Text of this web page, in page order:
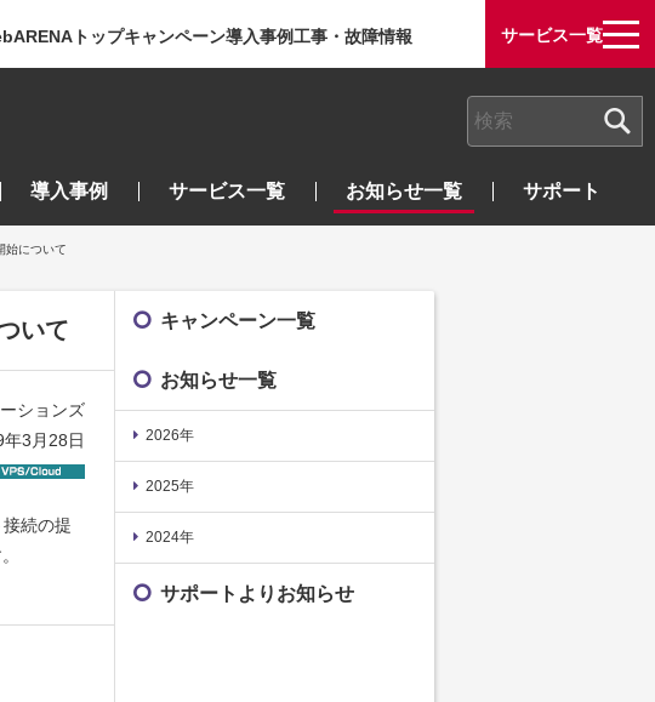
トップキャンペーン導入事例工事・故障情報 サービス一覧
検索キーワード入力
導入事例 サービス一覧 お知らせ一覧 サポート
始について
いて
ションズ
年3月28日
続の提
キャンペーン一覧
お知らせ一覧
2026年
2025年
2024年
サポートよりお知らせ